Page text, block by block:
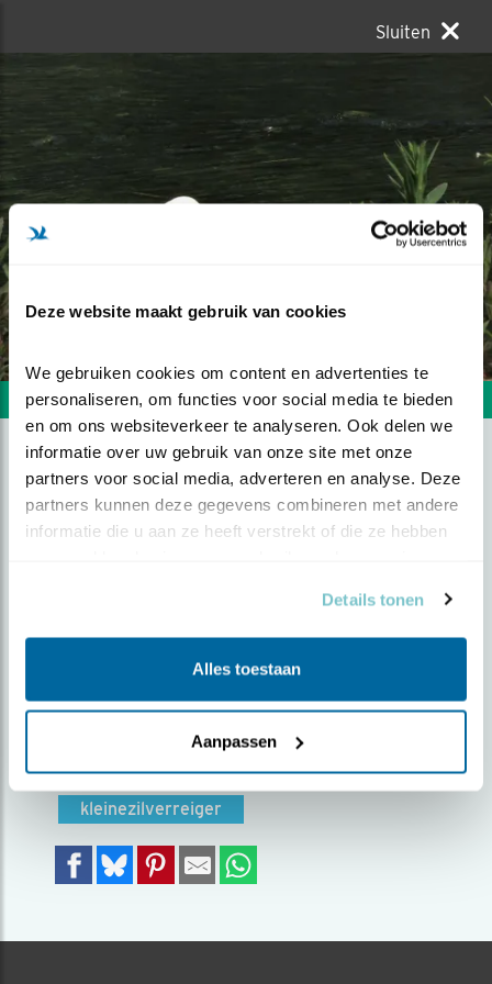
Deze website maakt gebruik van cookies
We gebruiken cookies om content en advertenties te
personaliseren, om functies voor social media te bieden
en om ons websiteverkeer te analyseren. Ook delen we
informatie over uw gebruik van onze site met onze
partners voor social media, adverteren en analyse. Deze
partners kunnen deze gegevens combineren met andere
informatie die u aan ze heeft verstrekt of die ze hebben
Details tonen
Alles toestaan
Aanpassen
Sluiten
Volgende foto Vorige foto
FOURAGEREN
Door Lennie Groen | Geplaatst op woensdag 6 juli
En daar zagen we hem dan, de kleine
Foto genomen in: Rotterdam - Eiland van
Zoek verder op
kleinezilverreiger